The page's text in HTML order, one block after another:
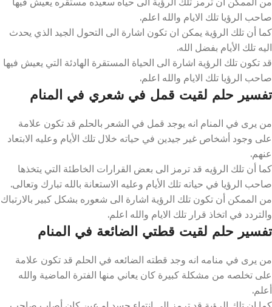
صاحب الرؤيا تلك الايام والله اعلم.
كما أن تلك الرؤية يمكن ان تكون اشارة الى التحول الجيد الذي يحدث
اليه تلك الأيام بفضل الله.
قد تكون تلك الرؤية اشارة الى الحياة المستقرة الهادئة التي يعيش فيها
صاحب الرؤيا تلك الايام والله اعلم.
تفسير حلم لقيت قمل في شعري في المنام
من يرى في المنام انه يوجد قمل في الشعر بالحلم قد تكون علامة
على وجود أشخاص غير جيدين في حياته خلال تلك الأيام وعليه الابتعاد
عنهم.
كما أن تلك الرؤيه قد ترمز الى بعض القرارات الخاطئة التي يتخذها
صاحب الرؤيا في حياته تلك الأيام وعليه الاستعانة بالله تبارك وتعالى.
من الممكن أن تكون تلك الرؤية اشارة الى شعوره بشكل كبير بالارتباك
والتردد في اتخاذ قرار تلك الايام والله اعلم.
تفسير حلم لقيت قطتي الضائعة في المنام
من يرى في منامه انه وجد قطته الضائعه في الحلم قد تكون علامة
على تخلصه من مشكلة كبيرة كان يعاني منها الفترة الماضية والله
أعلم.